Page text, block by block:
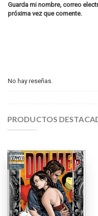
Guarda mi nombre, correo
próxima vez que comente.
No hay reseñas.
PRODUCTOS